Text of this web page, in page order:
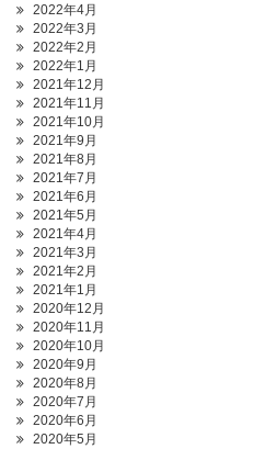
2022年4月
2022年3月
2022年2月
2022年1月
2021年12月
2021年11月
2021年10月
2021年9月
2021年8月
2021年7月
2021年6月
2021年5月
2021年4月
2021年3月
2021年2月
2021年1月
2020年12月
2020年11月
2020年10月
2020年9月
2020年8月
2020年7月
2020年6月
2020年5月